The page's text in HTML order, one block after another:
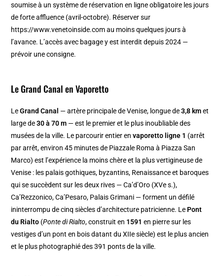
soumise à un système de réservation en ligne obligatoire les jours
de forte affluence (avril-octobre). Réserver sur
https://www.venetoinside.com au moins quelques jours à
l’avance. L’accès avec bagage y est interdit depuis 2024 —
prévoir une consigne.
Le Grand Canal en Vaporetto
LeGrand Canal — artère principale de Venise, longue de3,8 kmet
large de30 à 70 m — est le premier et le plus inoubliable des
musées de la ville. Le parcourir entier envaporetto ligne 1 (arrêt
par arrêt, environ 45 minutes de Piazzale Roma à Piazza San
Marco) est l’expérience la moins chère et la plus vertigineuse de
Venise : les palais gothiques, byzantins, Renaissance et baroques
qui se succèdent sur les deux rives — Ca’d’Oro (XVe s.),
Ca’Rezzonico, Ca’Pesaro, Palais Grimani — forment un défilé
ininterrompu de cinq siècles d’architecture patricienne. Le Pont
du Rialto (Ponte di Rialto, construit en 1591 en pierre sur les
vestiges d’un pont en bois datant du XIIe siècle) est le plus ancien
et le plus photographié des 391 ponts de la ville.